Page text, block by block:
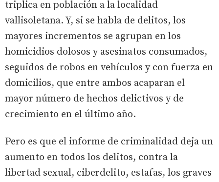
triplica en población a la localidad
vallisoletana. Y, si se habla de delitos, los
mayores incrementos se agrupan en los
homicidios dolosos y asesinatos consumados,
seguidos de robos en vehículos y con fuerza en
domicilios, que entre ambos acaparan el
mayor número de hechos delictivos y de
crecimiento en el último año.
Pero es que el informe de criminalidad deja un
aumento en todos los delitos, contra la
libertad sexual, ciberdelito, estafas, los graves